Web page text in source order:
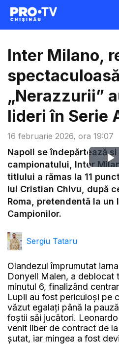
16 februarie 2026, ora 19:07
Inter Milano,
„Nerazzurii”
lideri în Serie
Napoli se îndepărtează
campionatului, Inter
titlului a rămas la 11
lui Cristian Chivu, după
Roma, pretendentă la un
Campionilor.
Sergiu Tataru
Olandezul împrumutat
Donyell Malen, a deblocat
minutul 6, finalizând
Lupii au fost periculoși pe
văzut egalați până la
foştii săi jucători.
venit liber de contract de
şutat, iar mingea a fost